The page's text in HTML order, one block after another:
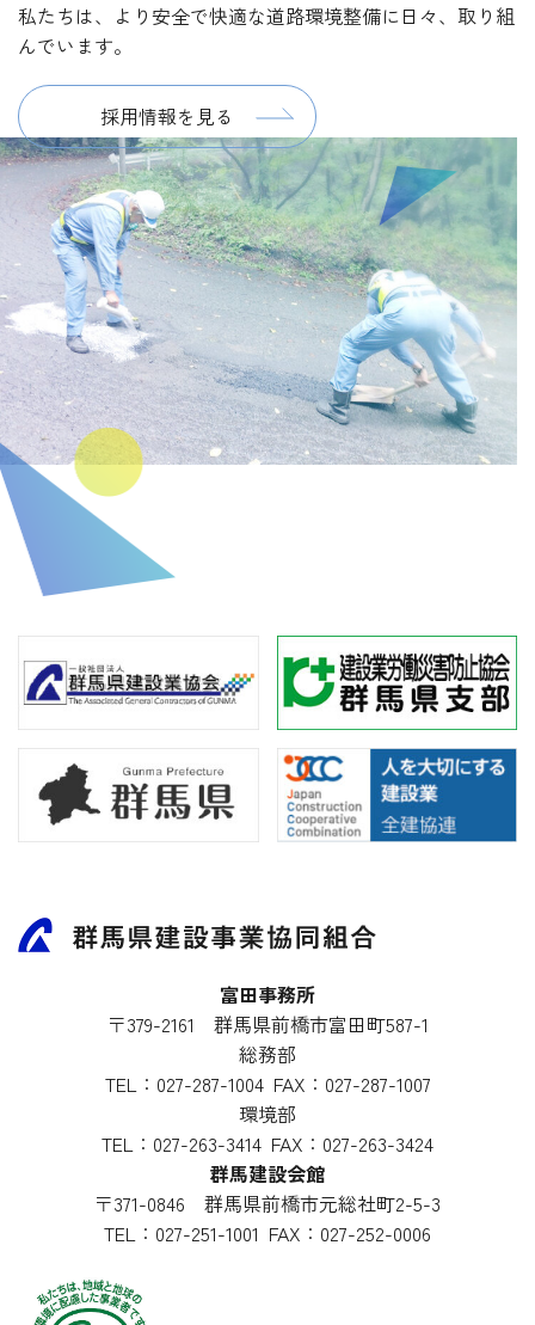
私たちは、より安全で快適な道路環境整備に日々、取り組
んでいます。
採用情報を見る
連
リ
ン
富田事務所
〒379-2161 群馬県前橋市富田町587-1
総務部
TEL： 027-287-1004 FAX：027-287-1007
環境部
TEL： 027-263-3414 FAX：027-263-3424
群馬建設会館
〒371-0846 群馬県前橋市元総社町2-5-3
TEL： 027-251-1001 FAX：027-252-0006